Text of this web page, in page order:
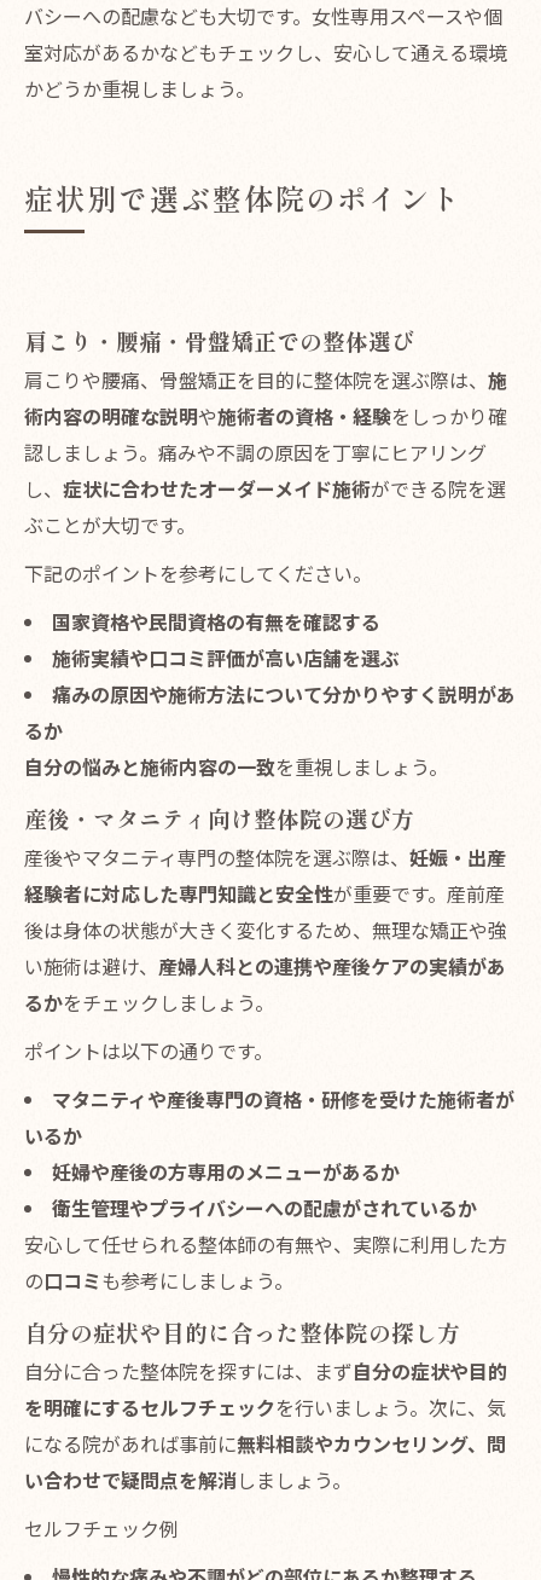
バシーへの配慮なども大切です。女性専用スペースや個
室対応があるかなどもチェックし、安心して通える環境
かどうか重視しましょう。
症状別で選ぶ整体院のポイント
肩こり・腰痛・骨盤矯正での整体選び
肩こりや腰痛、骨盤矯正を目的に整体院を選ぶ際は、 施
術内容の明確な説明や施術者の資格・経験をしっかり確
認しましょう。痛みや不調の原因を丁寧にヒアリング
し、 症状に合わせたオーダーメイド施術ができる院を選
ぶことが大切です。
下記のポイントを参考にしてください。
国家資格や民間資格の有無を確認する
施術実績や口コミ評価が高い店舗を選ぶ
痛みの原因や施術方法について分かりやすく説明があ
るか
自分の悩みと施術内容の一致を重視しましょう。
産後・マタニティ向け整体院の選び方
産後やマタニティ専門の整体院を選ぶ際は、 妊娠・出産
経験者に対応した専門知識と安全性が重要です。産前産
後は身体の状態が大きく変化するため、無理な矯正や強
い施術は避け、 産婦人科との連携や産後ケアの実績があ
るかをチェックしましょう。
ポイントは以下の通りです。
マタニティや産後専門の資格・研修を受けた施術者が
いるか
妊婦や産後の方専用のメニューがあるか
衛生管理やプライバシーへの配慮がされているか
安心して任せられる整体師の有無や、実際に利用した方
の口コミも参考にしましょう。
自分の症状や目的に合った整体院の探し方
自分に合った整体院を探すには、まず自分の症状や目的
を明確にするセルフチェックを行いましょう。次に、気
になる院があれば事前に無料相談やカウンセリング、問
い合わせで疑問点を解消しましょう。
セルフチェック例